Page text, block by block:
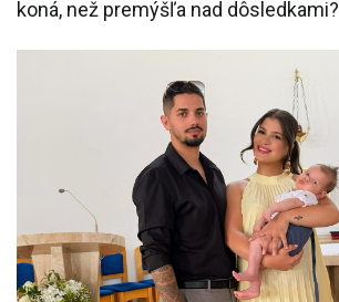
koná, než premýšľa nad dôsledkami?